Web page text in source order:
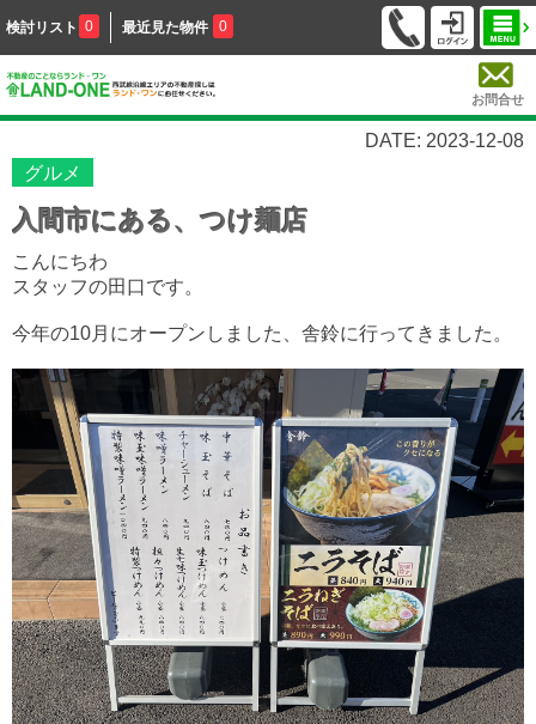
検討リスト 0 最近見た物件 0
お問合せ
DATE: 2023-12-08
グルメ
入間市にある、つけ麺店
こんにちわ
スタッフの田口です。
今年の10月にオープンしました、舎鈴に行ってきました。